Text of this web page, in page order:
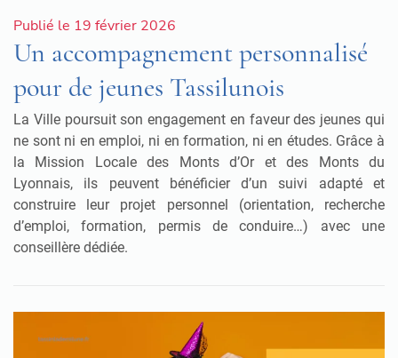
Publié le 19 février 2026
Un accompagnement personnalisé
pour de jeunes Tassilunois
La Ville poursuit son engagement en faveur des jeunes qui
ne sont ni en emploi, ni en formation, ni en études. Grâce à
la Mission Locale des Monts d’Or et des Monts du
Lyonnais, ils peuvent bénéficier d’un suivi adapté et
construire leur projet personnel (orientation, recherche
d’emploi, formation, permis de conduire…) avec une
conseillère dédiée.